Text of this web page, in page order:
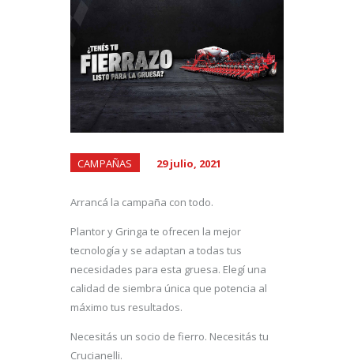
CAMPAÑAS 29 julio, 2021
Arrancá la campaña con todo.
Plantor y Gringa te ofrecen la mejor
tecnología y se adaptan a todas tus
necesidades para esta gruesa. Elegí una
calidad de siembra única que potencia al
máximo tus resultados.
Necesitás un socio de fierro. Necesitás tu
Crucianelli.